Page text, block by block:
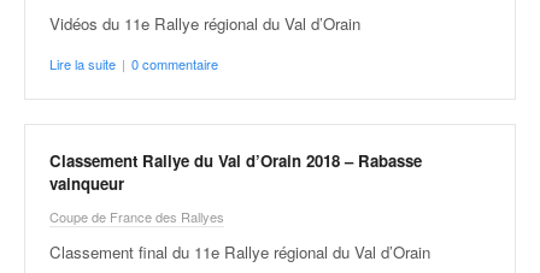
Vidéos du 11e Rallye régional du Val d’Orain
Lire la suite | 0 commentaire
Classement Rallye du Val d’Orain 2018 – Rabasse
vainqueur
Coupe de France des Rallyes
Classement final du 11e Rallye régional du Val d’Orain